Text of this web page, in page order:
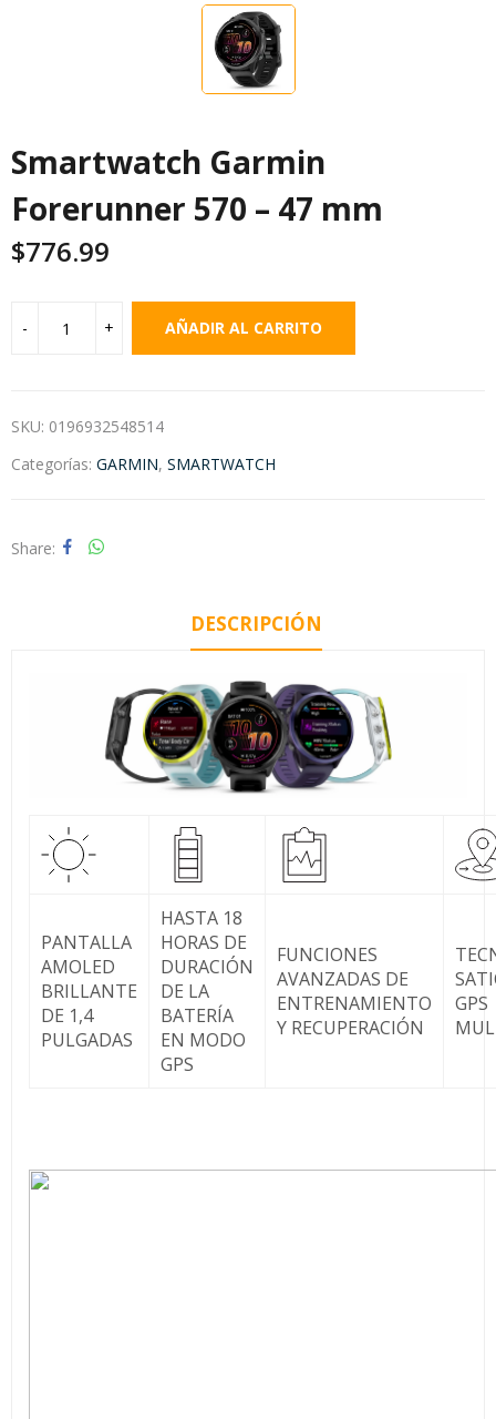
Smartwatch Garmin
Forerunner 570 – 47 mm
$776.99
AÑADIR AL CARRITO
SKU: 0196932548514
Categorías: GARMIN, SMARTWATCH
Share
DESCRIPCIÓN
PANTALLA
AMOLED
BRILLANTE
DE 1,4
PULGADAS
HASTA 18
HORAS DE
DURACIÓN
DE LA
BATERÍA
EN MODO
GPS
FUNCIONES
AVANZADAS DE
ENTRENAMIENTO
Y RECUPERACIÓN
GPS